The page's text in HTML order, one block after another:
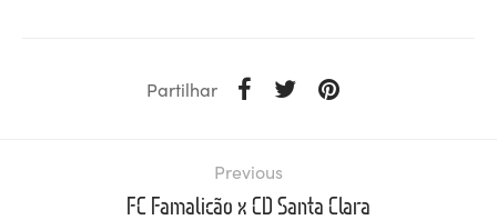
Partilhar
Previous
FC Famalicão x CD Santa Clara